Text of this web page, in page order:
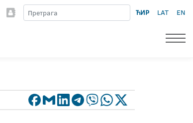
ЋИР LAT EN